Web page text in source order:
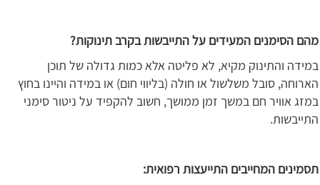
מהם הסימנים המעידים על התייבשות בקרב תינוקות?
במידה והתינוק מקיא, לא פליטה אלא כמות גדולה של תוכן
הארוחה, סובל משלשול או חולה (בליווי חום) או במידה והיינו בחוץ
במזג אוויר חם במשך זמן ממושך, חשוב להקפיד על ניטור סימני
התייבשות.
תסמינים המחייבים התייעצות רפואית: